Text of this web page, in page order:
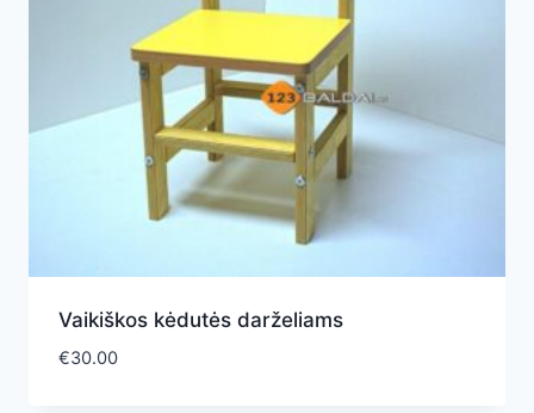
Vaikiškos kėdutės darželiams
€30.00